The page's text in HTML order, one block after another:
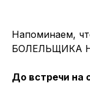
Напоминаем,
БОЛЕЛЬЩИКА
До встречи на